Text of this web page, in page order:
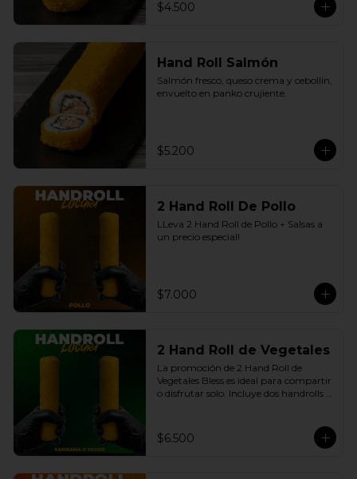
$4.500
Hand Roll Salmón
Salmón fresco, queso crema y cebollín,
envuelto en panko crujiente.
$5.200
2 Hand Roll De Pollo
LLeva 2 Hand Roll de Pollo + Salsas a
un precio especial!
$7.000
2 Hand Roll de Vegetales
La promoción de 2 Hand Roll de
Vegetales Bless es ideal para compartir
o disfrutar solo. Incluye dos handrolls
apanado en panko crocante, más
salsas a elección. Una opción práctica,
$6.500